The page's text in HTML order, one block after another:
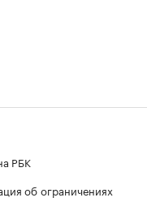
РБК
об ограничениях